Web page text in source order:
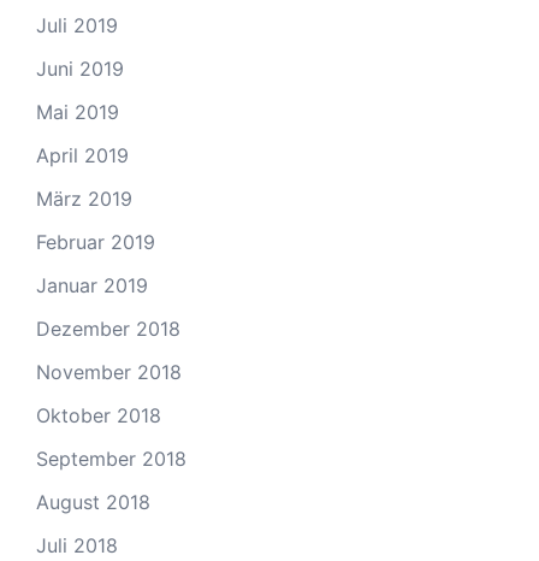
Juli 2019
Juni 2019
Mai 2019
April 2019
März 2019
Februar 2019
Januar 2019
Dezember 2018
November 2018
Oktober 2018
September 2018
August 2018
Juli 2018